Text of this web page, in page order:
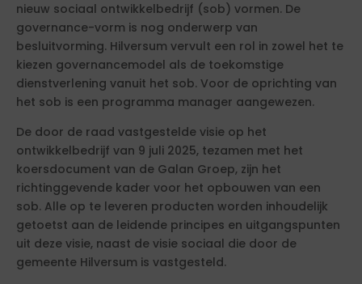
nieuw sociaal ontwikkelbedrijf (sob) vormen. De
governance-vorm is nog onderwerp van
besluitvorming. Hilversum vervult een rol in zowel het te
kiezen governancemodel als de toekomstige
dienstverlening vanuit het sob. Voor de oprichting van
het sob is een programma manager aangewezen.
De door de raad vastgestelde visie op het
ontwikkelbedrijf van 9 juli 2025, tezamen met het
koersdocument van de Galan Groep, zijn het
richtinggevende kader voor het opbouwen van een
sob. Alle op te leveren producten worden inhoudelijk
getoetst aan de leidende principes en uitgangspunten
uit deze visie, naast de visie sociaal die door de
gemeente Hilversum is vastgesteld.